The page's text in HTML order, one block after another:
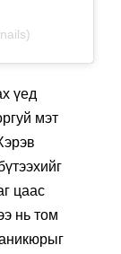
үед
мэт
цаас
нь том